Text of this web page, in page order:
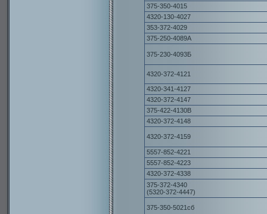
375-350-4015
4320-130-4027
353-372-4029
375-250-4089А
375-230-4093Б
4320-372-4121
4320-341-4127
4320-372-4147
375-422-4130В
4320-372-4148
4320-372-4159
5557-852-4221
5557-852-4223
4320-372-4338
375-372-4340
(5320-372-4447)
375-350-5021сб